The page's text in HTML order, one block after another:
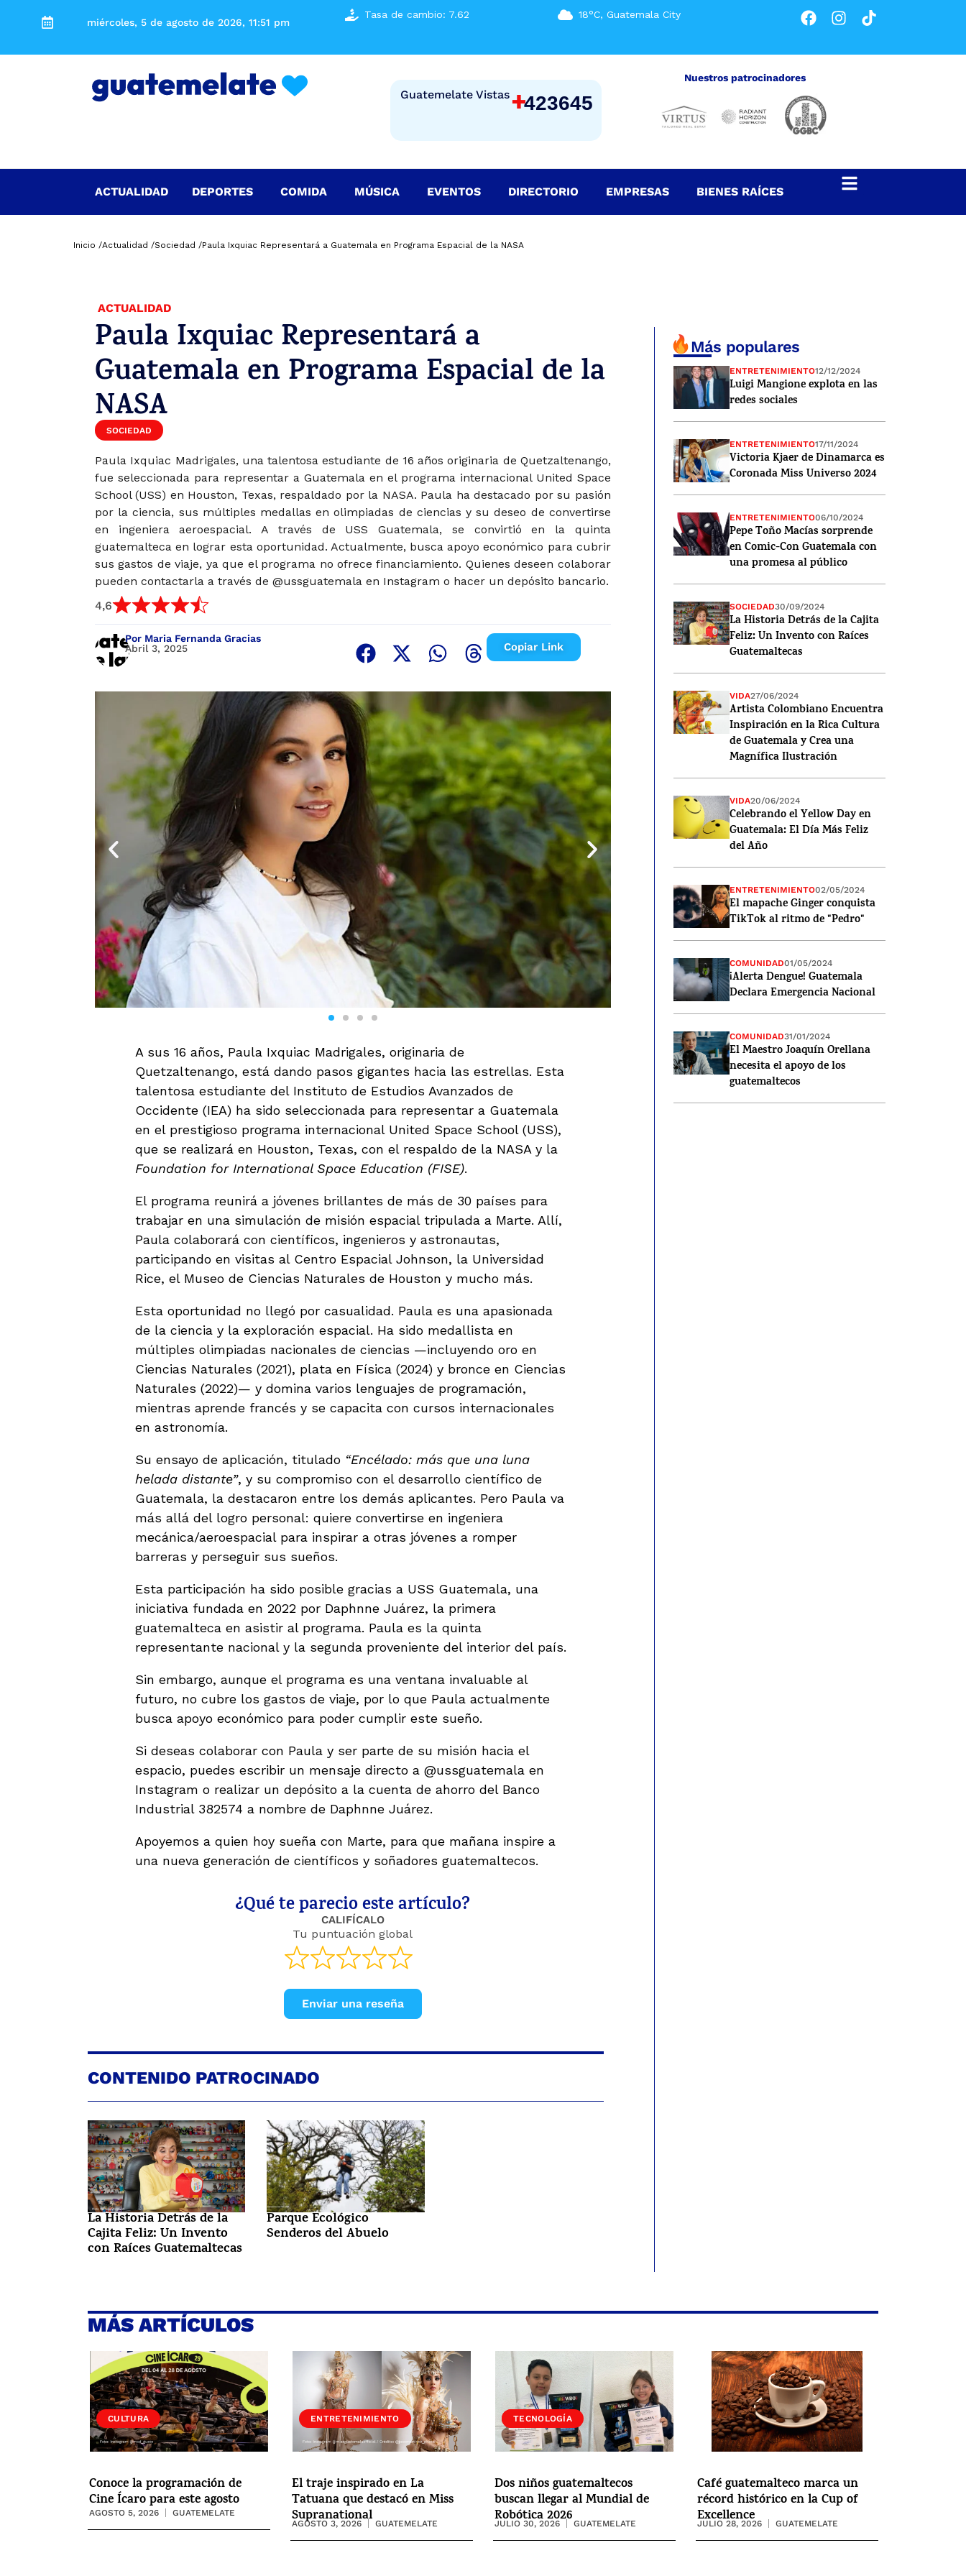
miércoles, 5 de agosto de 2026, 11:51 pm
Tasa de cambio: 7.62 18°C, Guatemala City
Guatemelate Vistas +423645
Nuestros patrocinadores
ACTUALIDAD DEPORTES COMIDA MÚSICA EVENTOS DIRECTORIO EMPRESAS BIENES RAÍCES
Inicio /Actualidad /Sociedad /Paula Ixquiac Representará a Guatemala en Programa Espacial de la NASA
ACTUALIDAD
Paula Ixquiac Representará a
Guatemala en Programa Espacial de la
NASA
SOCIEDAD
Paula Ixquiac Madrigales, una talentosa estudiante de 16 años originaria de Quetzaltenango,
fue seleccionada para representar a Guatemala en el programa internacional United Space
School (USS) en Houston, Texas, respaldado por la NASA. Paula ha destacado por su pasión
por la ciencia, sus múltiples medallas en olimpiadas de ciencias y su deseo de convertirse
en ingeniera aeroespacial. A través de USS Guatemala, se convirtió en la quinta
guatemalteca en lograr esta oportunidad. Actualmente, busca apoyo económico para cubrir
sus gastos de viaje, ya que el programa no ofrece financiamiento. Quienes deseen colaborar
pueden contactarla a través de @ussguatemala en Instagram o hacer un depósito bancario.
4,6
Por Maria Fernanda Gracias
Abril 3, 2025
Copiar Link
A sus 16 años, Paula Ixquiac Madrigales, originaria de
Quetzaltenango, está dando pasos gigantes hacia las estrellas. Esta
talentosa estudiante del Instituto de Estudios Avanzados de
Occidente (IEA) ha sido seleccionada para representar a Guatemala
en el prestigioso programa internacional United Space School (USS),
que se realizará en Houston, Texas, con el respaldo de la NASA y la
Foundation for International Space Education (FISE).
El programa reunirá a jóvenes brillantes de más de 30 países para
trabajar en una simulación de misión espacial tripulada a Marte. Allí,
Paula colaborará con científicos, ingenieros y astronautas,
participando en visitas al Centro Espacial Johnson, la Universidad
Rice, el Museo de Ciencias Naturales de Houston y mucho más.
Esta oportunidad no llegó por casualidad. Paula es una apasionada
de la ciencia y la exploración espacial. Ha sido medallista en
múltiples olimpiadas nacionales de ciencias —incluyendo oro en
Ciencias Naturales (2021), plata en Física (2024) y bronce en Ciencias
Naturales (2022)— y domina varios lenguajes de programación,
mientras aprende francés y se capacita con cursos internacionales
en astronomía.
Su ensayo de aplicación, titulado “Encélado: más que una luna
helada distante”, y su compromiso con el desarrollo científico de
Guatemala, la destacaron entre los demás aplicantes. Pero Paula va
más allá del logro personal: quiere convertirse en ingeniera
mecánica/aeroespacial para inspirar a otras jóvenes a romper
barreras y perseguir sus sueños.
Esta participación ha sido posible gracias a USS Guatemala, una
iniciativa fundada en 2022 por Daphnne Juárez, la primera
guatemalteca en asistir al programa. Paula es la quinta
representante nacional y la segunda proveniente del interior del país.
Sin embargo, aunque el programa es una ventana invaluable al
futuro, no cubre los gastos de viaje, por lo que Paula actualmente
busca apoyo económico para poder cumplir este sueño.
Si deseas colaborar con Paula y ser parte de su misión hacia el
espacio, puedes escribir un mensaje directo a @ussguatemala en
Instagram o realizar un depósito a la cuenta de ahorro del Banco
Industrial 382574 a nombre de Daphnne Juárez.
Apoyemos a quien hoy sueña con Marte, para que mañana inspire a
una nueva generación de científicos y soñadores guatemaltecos.
¿Qué te parecio este artículo?
CALIFÍCALO
Tu puntuación global
Enviar una reseña
CONTENIDO PATROCINADO
La Historia Detrás de la
Cajita Feliz: Un Invento
con Raíces Guatemaltecas
Parque Ecológico
Senderos del Abuelo
Más populares
ENTRETENIMIENTO12/12/2024
Luigi Mangione explota en las
redes sociales
ENTRETENIMIENTO17/11/2024
Victoria Kjaer de Dinamarca es
Coronada Miss Universo 2024
ENTRETENIMIENTO06/10/2024
Pepe Toño Macías sorprende
en Comic-Con Guatemala con
una promesa al público
SOCIEDAD30/09/2024
La Historia Detrás de la Cajita
Feliz: Un Invento con Raíces
Guatemaltecas
VIDA27/06/2024
Artista Colombiano Encuentra
Inspiración en la Rica Cultura
de Guatemala y Crea una
Magnífica Ilustración
VIDA20/06/2024
Celebrando el Yellow Day en
Guatemala: El Día Más Feliz
del Año
ENTRETENIMIENTO02/05/2024
El mapache Ginger conquista
TikTok al ritmo de "Pedro"
COMUNIDAD01/05/2024
¡Alerta Dengue! Guatemala
Declara Emergencia Nacional
COMUNIDAD31/01/2024
El Maestro Joaquín Orellana
necesita el apoyo de los
guatemaltecos
MÁS ARTÍCULOS
CULTURA
Conoce la programación de
Cine Ícaro para este agosto
AGOSTO 5, 2026 GUATEMELATE
ENTRETENIMIENTO
El traje inspirado en La
Tatuana que destacó en Miss
Supranational
AGOSTO 3, 2026 GUATEMELATE
SOCIEDAD
TECNOLOGÍA
Dos niños guatemaltecos
buscan llegar al Mundial de
Robótica 2026
JULIO 30, 2026 GUATEMELATE
Café guatemalteco marca un
récord histórico en la Cup of
Excellence
JULIO 28, 2026 GUATEMELATE